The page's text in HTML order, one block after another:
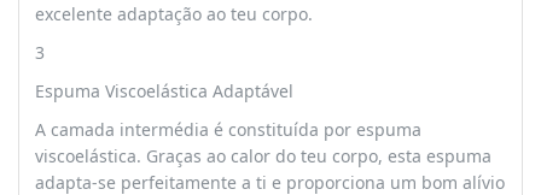
excelente adaptação ao teu corpo.
3
Espuma Viscoelástica Adaptável
A camada intermédia é constituída por espuma
viscoelástica. Graças ao calor do teu corpo, esta espuma
adapta-se perfeitamente a ti e proporciona um bom alívio